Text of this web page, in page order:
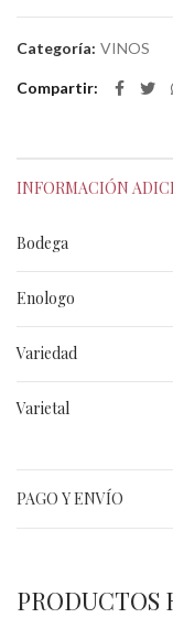
Categoría: VINOS
Compartir
INFORMACIÓN
Bodega
Enologo
Variedad
Varietal
PAGO Y ENVÍO
PRODUCTOS